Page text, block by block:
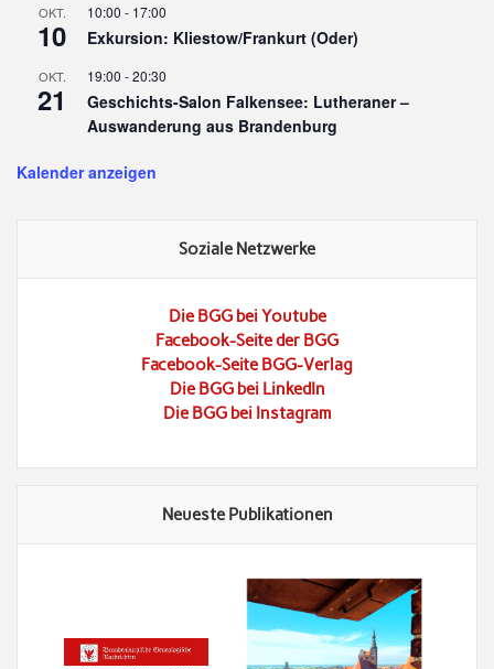
OKT.
10
10:00 - 17:00
Exkursion: Kliestow/Frankurt (Oder)
OKT.
21
19:00 -20:30
Geschichts-Salon Falkensee: Lutheraner –
Auswanderung aus Brandenburg
Kalender anzeigen
Soziale Netzwerke
Die BGG bei Youtube
Facebook-Seite der BGG
Facebook-Seite BGG-Verlag
Die BGG bei LinkedIn
Die BGG bei Instagram
Neueste Publikationen